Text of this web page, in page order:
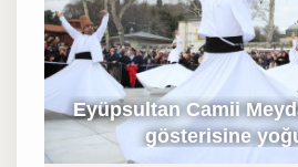
Eyüpsultan Camii
gösterisine